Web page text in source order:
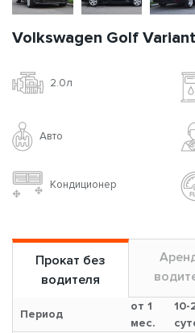
Volkswagen Golf
2.0л
Авто
Кондиционер
Прокат без
водителя
Период
от 1
мес.
10-